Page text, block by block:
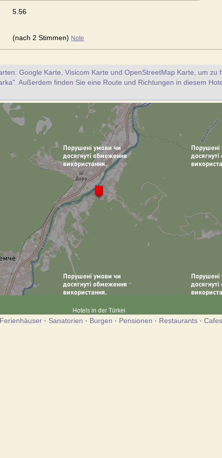
5.56
(nach 2 Stimmen) Note
Google Karte, Visicom Karte und OpenStreetMap Karte, um zu
Außerdem finden Sie eine Route und Richtungen in diesem
Hotels in der Türkei
Ferienhäuser · Sanatorien · Burgen · Pensionen · Restaurants · Cafes